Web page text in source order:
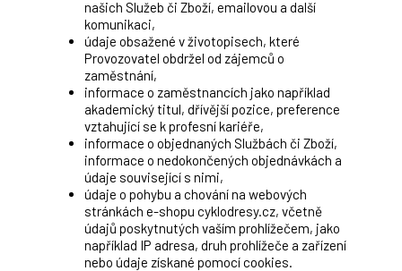
našich Služeb či Zboží, emailovou a další
komunikaci,
údaje obsažené v životopisech, které
Provozovatel obdržel od zájemců o
zaměstnání,
informace o zaměstnancích jako například
akademický titul, dřívější pozice, preference
vztahující se k profesní kariéře,
informace o objednaných Službách či Zboží,
informace o nedokončených objednávkách a
údaje související s nimi,
údaje o pohybu a chování na webových
stránkách e-shopu cyklodresy.cz, včetně
údajů poskytnutých vaším prohlížečem, jako
například IP adresa, druh prohlížeče a zařízení
nebo údaje získané pomocí cookies.